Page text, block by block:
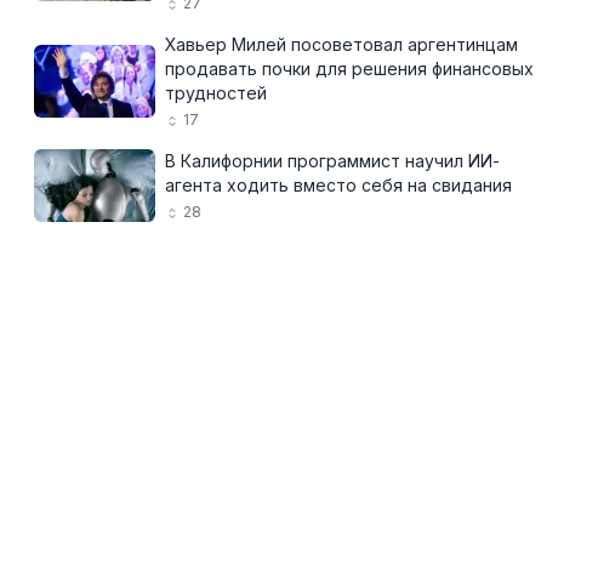
Хавьер Милей посоветовал аргентинцам
продавать почки для решения финансовых
трудностей
17
В Калифорнии программист научил ИИ-
агента ходить вместо себя на свидания
28